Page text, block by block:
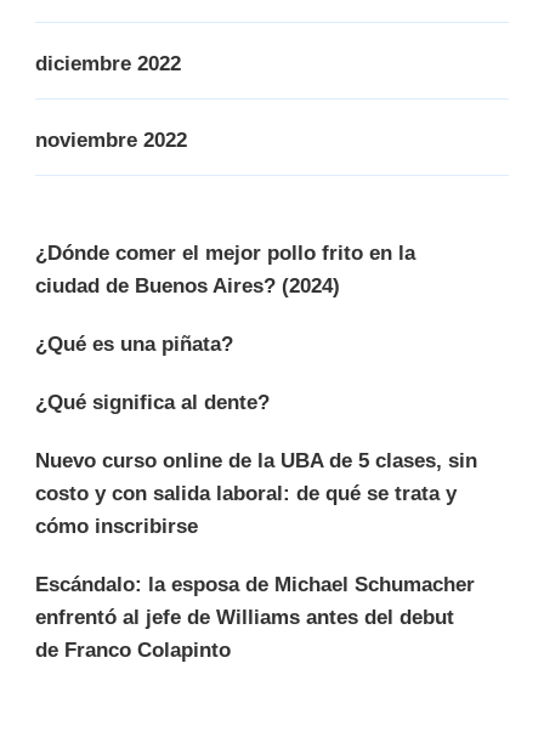
diciembre 2022
noviembre 2022
¿Dónde comer el mejor pollo frito en la
ciudad de Buenos Aires? (2024)
¿Qué es una piñata?
¿Qué significa al dente?
Nuevo curso online de la UBA de 5 clases, sin
costo y con salida laboral: de qué se trata y
cómo inscribirse
Escándalo: la esposa de Michael Schumacher
enfrentó al jefe de Williams antes del debut
de Franco Colapinto